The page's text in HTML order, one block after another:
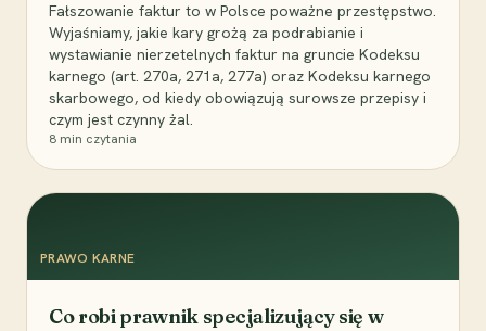
Fałszowanie faktur to w Polsce poważne przestępstwo.
Wyjaśniamy, jakie kary grożą za podrabianie i
wystawianie nierzetelnych faktur na gruncie Kodeksu
karnego (art. 270a, 271a, 277a) oraz Kodeksu karnego
skarbowego, od kiedy obowiązują surowsze przepisy i
czym jest czynny żal.
8 min czytania
PRAWO KARNE
Co robi prawnik specjalizujący się w